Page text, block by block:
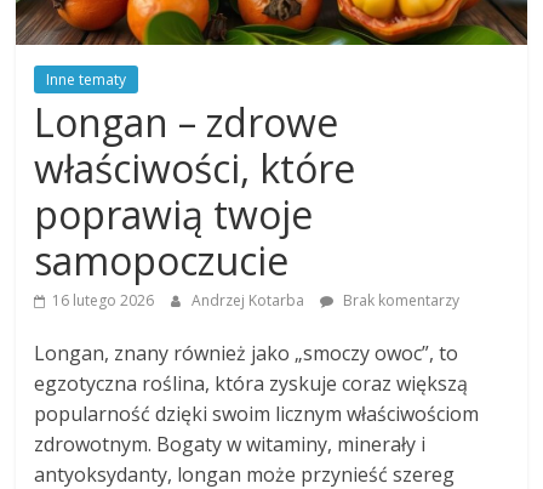
Inne tematy
Longan – zdrowe
właściwości, które
poprawią twoje
samopoczucie
16 lutego 2026 Andrzej Kotarba Brak komentarzy
Longan, znany również jako „smoczy owoc”, to
egzotyczna roślina, która zyskuje coraz większą
popularność dzięki swoim licznym właściwościom
zdrowotnym. Bogaty w witaminy, minerały i
antyoksydanty, longan może przynieść szereg